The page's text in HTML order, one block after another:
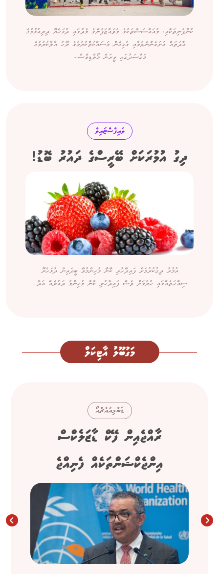
ކުންފުނިތަކާއި، މުއައްސަސާތަކުގެ މުވައްޒަފުންގެ މެދުގައި ދުޅަހެޔޮ ދިރިއުޅުމުގެ
އާދަތައް އަށަގެންނެވުމާއި ގުޅިގެން މަސައްކަތްކުރުމުގެ ރޫހު އާލާކުރުމުގެ
މަގްސަދުގައި ވީރަން މޯލްޑިވްސް...
ލައިފްސްޓައިލް
ދިގު އުމުރަކަށް ބޭރީސްގެ ދައުރު ބޮޑު!
އުމުރު ދިގުކުރުމަށް ފައިދާހުރި ކާނާ މުހިންމުވާ ބީދައިން ދުޅަހެޔޮ
ސިއްހަތެއްގައި ހުރުމަށް ވެސް ފައިދާހުރި ކާނާ މުހިންމު ދައުރެއް އަދާ...
މަގުބޫލު އާޓިކަލް
ޑަބްލިއުއެޗްއޯ
ރާއްޖެއިން ފޭކް ޑާޒަލެކްސް
އިންޖެކްޝަންތަކެއް ފެނިއްޖެ